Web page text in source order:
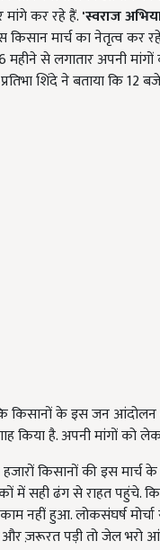
कर रहे हैं.'स्वराज
किसान मार्च का नेतृत्व कर
महीने से लगातार अपनी
शिंदे ने बताया कि 12
किसानों के इस जन आंदोलन
किया है. अपनी मांगों को
किसानों की इस मार्च
में सही ढंग से राहत पहुंचे.
नहीं हुआ. लोकसंघर्ष
और ज़रूरत पड़ी तो जेल भरो